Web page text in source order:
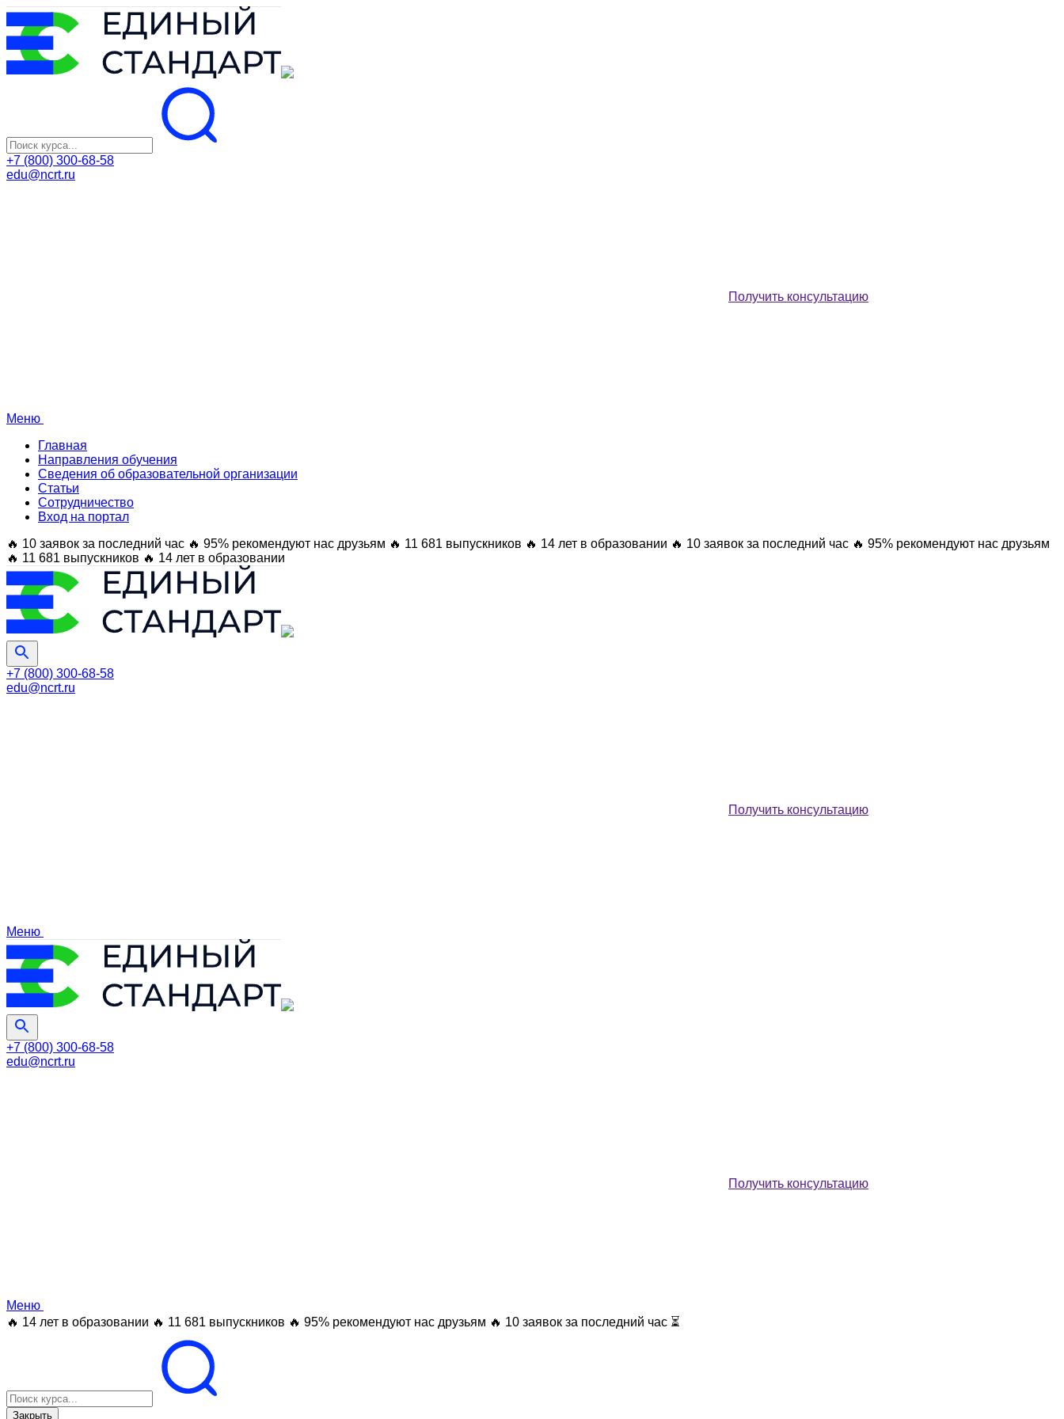
+7 (800) 300-68-58
edu@ncrt.ru
Получить консультацию
Меню
Главная
Направления обучения
Сведения об образовательной организации
Статьи
Сотрудничество
Вход на портал
🔥 10 заявок за последний час 🔥 95% рекомендуют нас друзьям 🔥 11 681 выпускников 🔥 14 лет в образовании 🔥 10 заявок за последний час 🔥 95% рекомендуют нас друзьям
🔥 11 681 выпускников 🔥 14 лет в образовании
+7 (800) 300-68-58
edu@ncrt.ru
Получить консультацию
Меню
+7 (800) 300-68-58
edu@ncrt.ru
Получить консультацию
Меню
🔥 14 лет в образовании 🔥 11 681 выпускников 🔥 95% рекомендуют нас друзьям 🔥 10 заявок за последний час ⏳
Закрыть